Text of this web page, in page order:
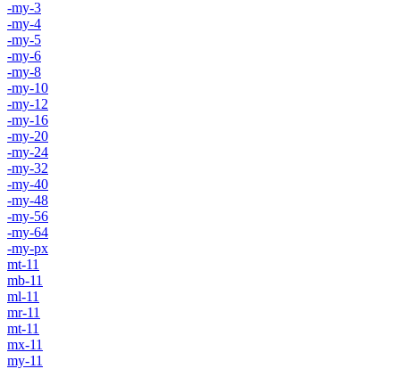
-my-3
-my-4
-my-5
-my-6
-my-8
-my-10
-my-12
-my-16
-my-20
-my-24
-my-32
-my-40
-my-48
-my-56
-my-64
-my-px
mt-11
mb-11
ml-11
mr-11
mt-11
mx-11
my-11